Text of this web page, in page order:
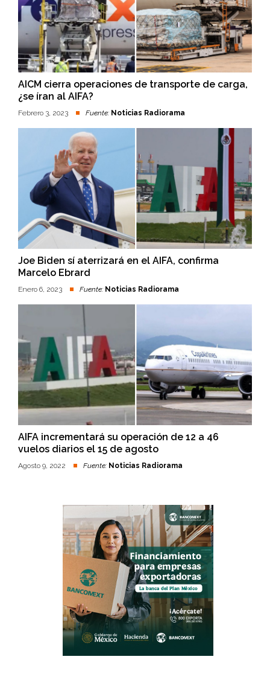
AICM cierra operaciones de transporte de carga,
¿se íran al AIFA?
Febrero 3, 2023 Fuente: Noticias Radiorama
Joe Biden sí aterrizará en el AIFA, confirma
Marcelo Ebrard
Enero 6, 2023 Fuente: Noticias Radiorama
AIFA incrementará su operación de 12 a 46
vuelos diarios el 15 de agosto
Agosto 9, 2022 Fuente: Noticias Radiorama